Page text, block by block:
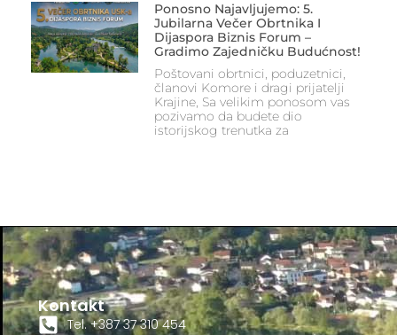
Ponosno Najavljujemo: 5.
Jubilarna Večer Obrtnika I
Dijaspora Biznis Forum –
Gradimo Zajedničku Budućnost!
Poštovani obrtnici, poduzetnici,
članovi Komore i dragi prijatelji
Krajine, Sa velikim ponosom vas
pozivamo da budete dio
istorijskog trenutka za
Kontakt
Tel. +387 37 310 454